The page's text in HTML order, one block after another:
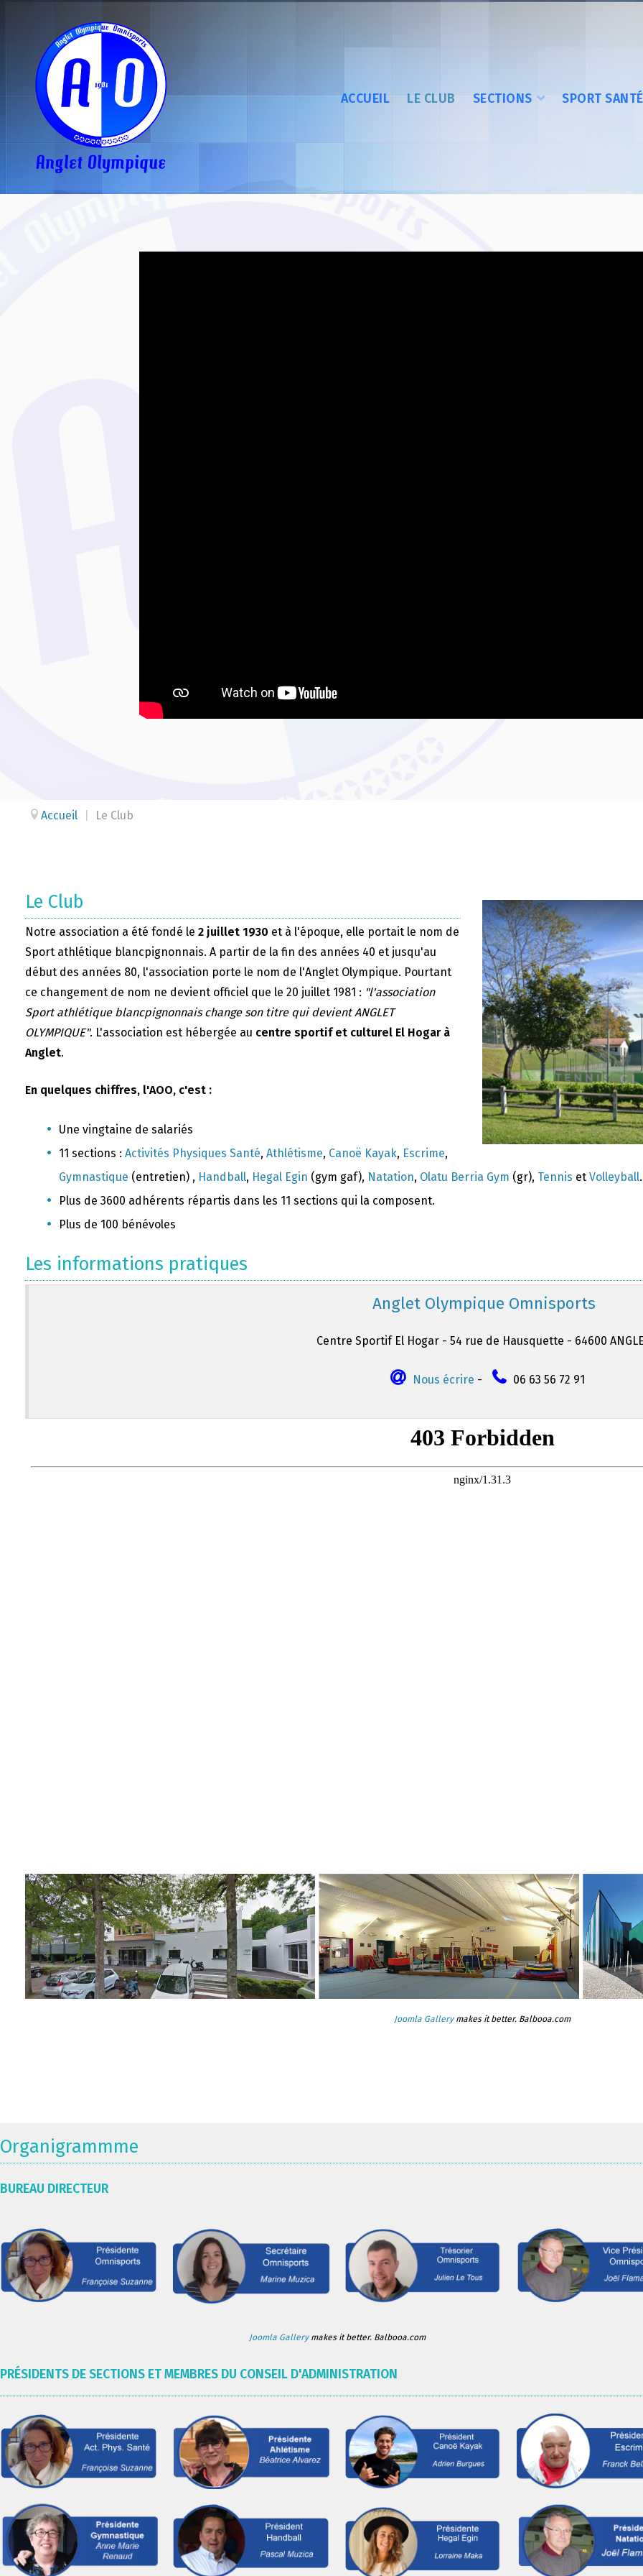
ACCUEIL LE CLUB SECTIONS SPORT SANTÉ
Accueil Le Club
Le Club
Notre association a été fondé le 2 juillet 1930 et à l'époque, elle portait le nom de
Sport athlétique blancpignonnais. A partir de la fin des années 40 et jusqu'au
début des années 80, l'association porte le nom de l'Anglet Olympique. Pourtant
ce changement de nom ne devient officiel que le 20 juillet 1981 : "l'association
Sport athlétique blancpignonnais change son titre qui devient ANGLET
OLYMPIQUE". L'association est hébergée au centre sportif et culturel El Hogar à
Anglet.
En quelques chiffres, l'AOO, c'est :
Une vingtaine de salariés
11 sections : Activités Physiques Santé, Athlétisme, Canoë Kayak, Escrime,
Gymnastique (entretien) , Handball, Hegal Egin (gym gaf), Natation, Olatu Berria Gym (gr), Tennis et Volleyball.
Plus de 3600 adhérents répartis dans les 11 sections qui la composent.
Plus de 100 bénévoles
Les informations pratiques
Anglet Olympique Omnisports
Centre Sportif El Hogar - 54 rue de Hausquette - 64600
Nous écrire - 06 63 56 72 91
Joomla Gallerymakes it better. Balbooa.com
Organigrammme
BUREAU DIRECTEUR
Joomla Gallerymakes it better. Balbooa.com
PRÉSIDENTS DE SECTIONS ET MEMBRES DU CONSEIL D'ADMINISTRATION